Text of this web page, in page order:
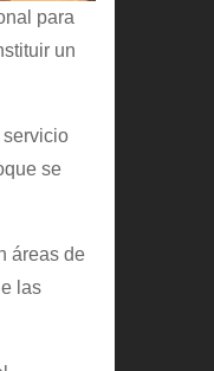
para
un
servicio
se
áreas de
las